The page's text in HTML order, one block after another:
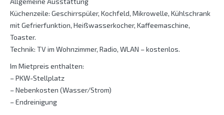
Küchenzeile: Geschirrspüler, Kochfeld, Mikrowelle, Kühlschrank
mit Gefrierfunktion, Heißwasserkocher, Kaffeemaschine,
Toaster.
Technik: TV im Wohnzimmer, Radio, WLAN – kostenlos.
Im Mietpreis enthalten:
– PKW-Stellplatz
– Nebenkosten (Wasser/Strom)
– Endreinigung